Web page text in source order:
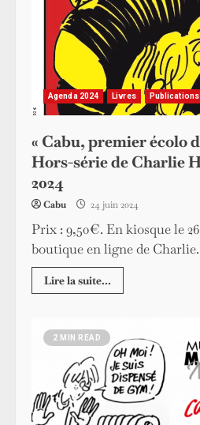
Agenda 2024 Livres Publications
« Cabu, premier écolo
Hors-série de Charlie
2024
Cabu 24 juin 2024
Prix : 9,50€. En kiosque le
boutique en ligne de
Lire la suite...
2 MIN READ